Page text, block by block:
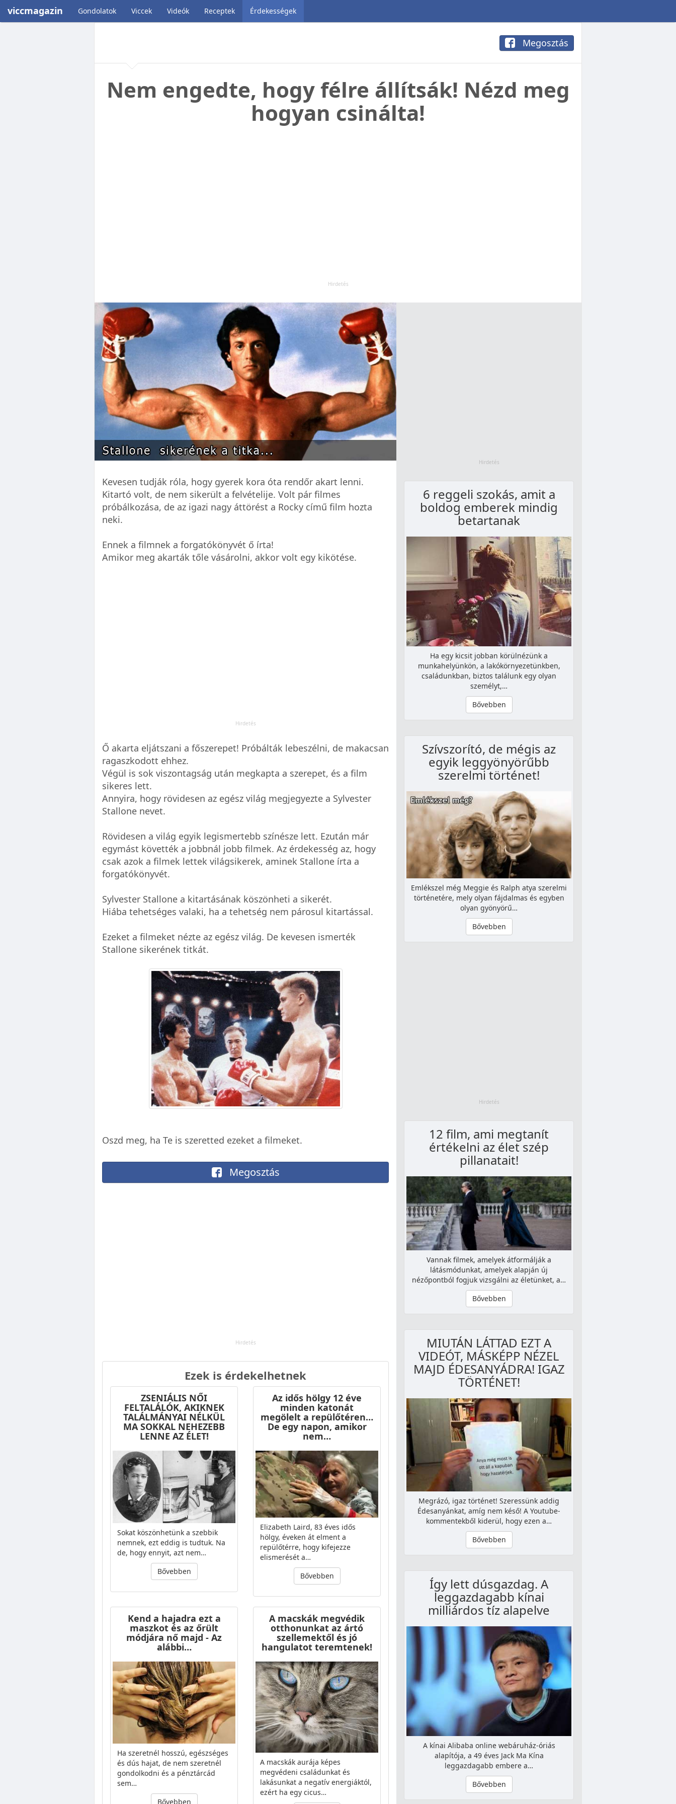
viccmagazin Gondolatok Viccek Videók Receptek Érdekességek
Megosztás
Nem engedte, hogy félre állítsák! Nézd meg
hogyan csinálta!
Kevesen tudják róla, hogy gyerek kora óta rendőr akart lenni.
Kitartó volt, de nem sikerült a felvételije. Volt pár filmes
próbálkozása, de az igazi nagy áttörést a Rocky című film hozta
neki.
Ennek a filmnek a forgatókönyvét ő írta!
Amikor meg akarták tőle vásárolni, akkor volt egy kikötése.
Ő akarta eljátszani a főszerepet! Próbálták lebeszélni, de makacsan
ragaszkodott ehhez.
Végül is sok viszontagság után megkapta a szerepet, és a film
sikeres lett.
Annyira, hogy rövidesen az egész világ megjegyezte a Sylvester
Stallone nevet.
Rövidesen a világ egyik legismertebb színésze lett. Ezután már
egymást követték a jobbnál jobb filmek. Az érdekesség az, hogy
csak azok a filmek lettek világsikerek, aminek Stallone írta a
forgatókönyvét.
Sylvester Stallone a kitartásának köszönheti a sikerét.
Hiába tehetséges valaki, ha a tehetség nem párosul kitartással.
Ezeket a filmeket nézte az egész világ. De kevesen ismerték
Stallone sikerének titkát.
Oszd meg, ha Te is szeretted ezeket a filmeket.
Megosztás
Ezek is érdekelhetnek
ZSENIÁLIS NŐI
FELTALÁLÓK, AKIKNEK
TALÁLMÁNYAI NÉLKÜL
MA SOKKAL NEHEZEBB
LENNE AZ ÉLET!
Sokat köszönhetünk a szebbik
nemnek, ezt eddig is tudtuk. Na
de, hogy ennyit, azt nem…
Bővebben
Az idős hölgy 12 éve
minden katonát
megölelt a repülőtéren…
De egy napon, amikor
nem…
Elizabeth Laird, 83 éves idős
hölgy, éveken át elment a
repülőtérre, hogy kifejezze
elismerését a…
Bővebben
Kend a hajadra ezt a
maszkot és az őrült
módjára nő majd - Az
alábbi…
Ha szeretnél hosszú, egészséges
és dús hajat, de nem szeretnél
gondolkodni és a pénztárcád
sem…
Bővebben
A macskák megvédik
otthonunkat az ártó
szellemektől és jó
hangulatot teremtenek!
A macskák aurája képes
megvédeni családunkat és
lakásunkat a negatív energiáktól,
ezért ha egy cicus…
6 reggeli szokás, amit a
boldog emberek mindig
betartanak
Ha egy kicsit jobban körülnézünk a
munkahelyünkön, a lakókörnyezetünkben,
családunkban, biztos találunk egy olyan
személyt,…
Bővebben
Szívszorító, de mégis az
egyik leggyönyörűbb
szerelmi történet!
Emlékszel még Meggie és Ralph atya szerelmi
történetére, mely olyan fájdalmas és egyben
olyan gyönyörű…
Bővebben
12 film, ami megtanít
értékelni az élet szép
pillanatait!
Vannak filmek, amelyek átformálják a
látásmódunkat, amelyek alapján új
nézőpontból fogjuk vizsgálni az életünket, a…
Bővebben
MIUTÁN LÁTTAD EZT A
VIDEÓT, MÁSKÉPP NÉZEL
MAJD ÉDESANYÁDRA! IGAZ
TÖRTÉNET!
Megrázó, igaz történet! Szeressünk addig
Édesanyánkat, amíg nem késő! A Youtube-
kommentekből kiderül, hogy ezen a…
Bővebben
Így lett dúsgazdag. A
leggazdagabb kínai
milliárdos tíz alapelve
A kínai Alibaba online webáruház-óriás
alapítója, a 49 éves Jack Ma Kína
leggazdagabb embere a…
Bővebben